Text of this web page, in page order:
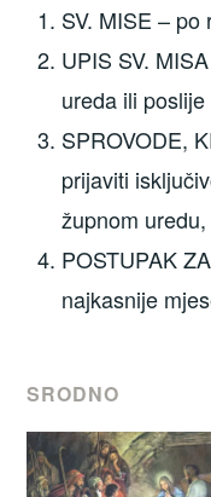
SV. MISE –
UPIS SV.
ureda ili
SPROVODE,
prijaviti
župnom
POSTUPAK
najkasnije
SRODNO